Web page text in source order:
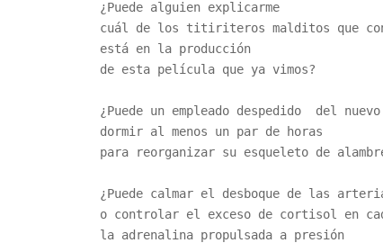
¿Puede alguien explicarme
cuál de los titiriteros malditos que
está en la producción
de esta película que ya vimos?
¿Puede un empleado despedido  del
dormir al menos un par de horas
para reorganizar su esqueleto de
¿Puede calmar el desboque de las
o controlar el exceso de cortisol en
la adrenalina propulsada a presión